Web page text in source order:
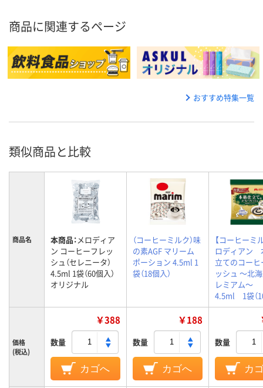
商品に関連するページ
おすすめ特集一覧
類似商品と比較
商品名 本商品：メロディア
ン コーヒーフレッ
シュ（セレニータ）
4.5ml 1袋（60個入）
オリジナル
（コーヒーミルク）味
の素AGF マリーム
ポーション 4.5ml 1
袋（18個入）
【コーヒーミ
ロディアン
立てのコー
ッシュ ～北
レミアム～
4.5ml 1袋（
価格
(税込)
￥388
数量
カゴへ
￥188
数量
カゴへ
数量
カ